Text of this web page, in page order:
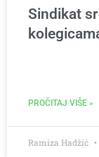
Sindikat
PROČITAJ VIŠE »
Ramiza Hadžić